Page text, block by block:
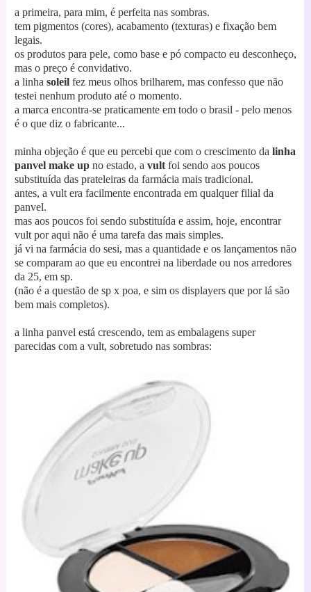
a primeira, para mim, é perfeita nas sombras.
tem pigmentos (cores), acabamento (texturas) e fixação bem
legais.
os produtos para pele, como base e pó compacto eu desconheço,
mas o preço é convidativo.
a linha soleil fez meus olhos brilharem, mas confesso que não
testei nenhum produto até o momento.
a marca encontra-se praticamente em todo o brasil - pelo menos
é o que diz o fabricante...
minha objeção é que eu percebi que com o crescimento da linha
panvel make up no estado, a vult foi sendo aos poucos
substituída das prateleiras da farmácia mais tradicional.
antes, a vult era facilmente encontrada em qualquer filial da
panvel.
mas aos poucos foi sendo substituída e assim, hoje, encontrar
vult por aqui não é uma tarefa das mais simples.
já vi na farmácia do sesi, mas a quantidade e os lançamentos não
se comparam ao que eu encontrei na liberdade ou nos arredores
da 25, em sp.
(não é a questão de sp x poa, e sim os displayers que por lá são
bem mais completos).
a linha panvel está crescendo, tem as embalagens super
parecidas com a vult, sobretudo nas sombras: